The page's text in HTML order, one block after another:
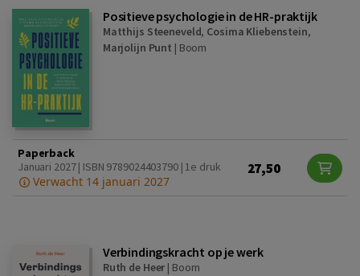
Positieve psychologie in de HR-praktijk
Matthijs Steeneveld, Cosima Kliebenstein,
Marjolijn Punt | Boom
Paperback
Januari 2027 | ISBN 9789024403790 | 1e druk
Verwacht 14 januari 2027
27,50
Verbindingskracht op je werk
Ruth de Heer | Boom